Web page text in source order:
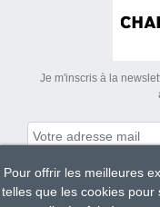
Je m'inscris à la
Pour offrir les meilleures
telles que les cookies